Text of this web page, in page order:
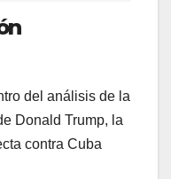
del análisis de la
Donald Trump, la
contra Cuba